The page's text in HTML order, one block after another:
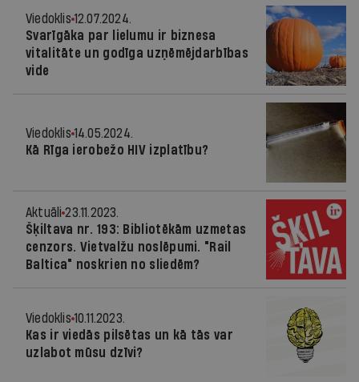
Viedoklis 12.07.2024.
Svarīgāka par lielumu ir biznesa
vitalitāte un godīga uzņēmējdarbības
vide
Viedoklis 14.05.2024.
Kā Rīga ierobežo HIV izplatību?
Aktuāli 23.11.2023.
Šķiltava nr. 193: Bibliotēkām uzmetas
cenzors. Vietvalžu noslēpumi. "Rail
Baltica" noskrien no sliedēm?
Viedoklis 10.11.2023.
Kas ir viedās pilsētas un kā tās var
uzlabot mūsu dzīvi?